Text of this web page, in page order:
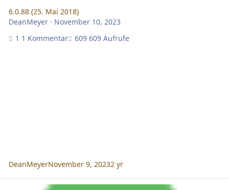
6.0.88 (25. Mai 2018)
DeanMeyer· November 10, 2023
1 Kommentar
609 Aufrufe
DeanMeyerNovember 9, 20232 yr
2.0.59 (21. April 2017)